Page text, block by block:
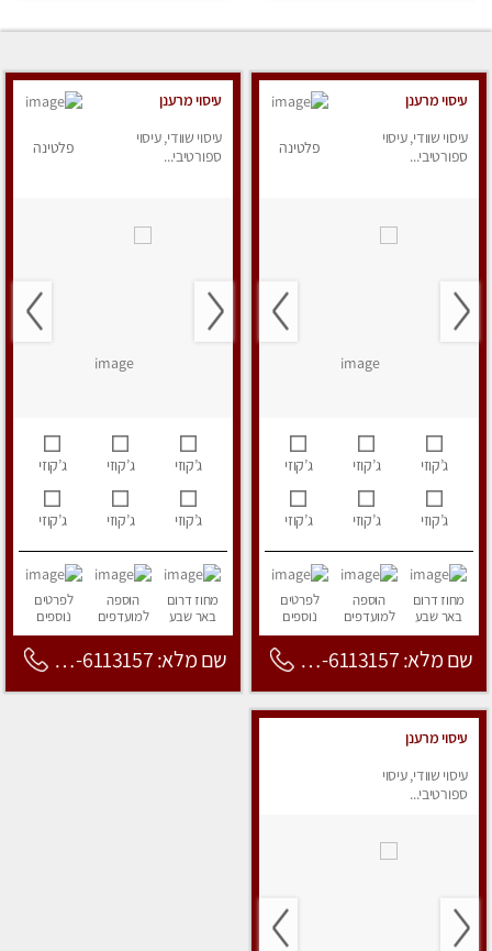
עיסוי מרענן
עיסוי שוודי, עיסוי
ספורטיבי...
פלטינה
ג’קוזי ג’קוזי ג’קוזי
ג’קוזי ג’קוזי ג’קוזי
מחוז דרום
באר שבע
הוספה
למועדפים
לפרטים
נוספים
שם מלא: 053-6113157
עיסוי מרענן
עיסוי שוודי, עיסוי
ספורטיבי...
פלטינה
ג’קוזי ג’קוזי ג’קוזי
ג’קוזי ג’קוזי ג’קוזי
מחוז דרום
באר שבע
הוספה
למועדפים
לפרטים
נוספים
שם מלא: 053-6113157
עיסוי מרענן
עיסוי שוודי, עיסוי
ספורטיבי...